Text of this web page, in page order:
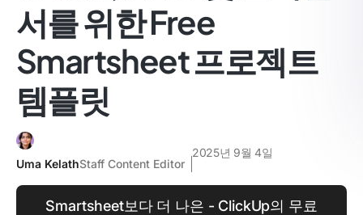
서를 위한 Free
Smartsheet 프로젝트
템플릿
Uma KelathStaff Content Editor
2025년 9월 4일
Smartsheet보다 더 나은 - ClickUp의 무료